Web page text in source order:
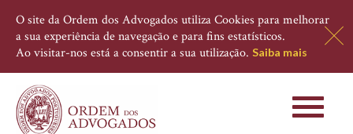
O site da Ordem dos Advogados utiliza Cookies para melhorar
a sua experiência de navegação e para fins estatísticos.
Ao visitar-nos está a consentir a sua utilização. Saiba mais
Toggle